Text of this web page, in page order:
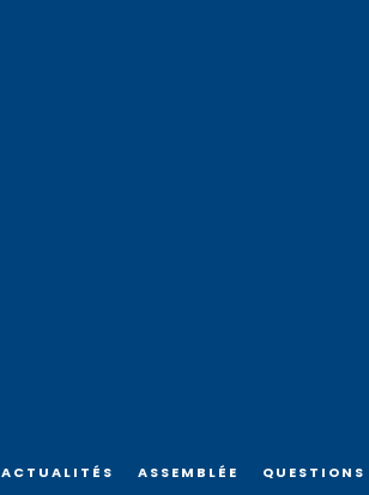
ACTUALITÉS ASSEMBLÉE QUESTIONS